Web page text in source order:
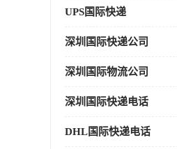
UPS国际快递
深圳国际快递公司
深圳国际物流公司
深圳国际快递电话
DHL国际快递电话